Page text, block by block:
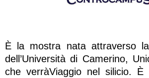
È la mostra nata attraverso la
dell’Università di Camerino,
che verràViaggio nel silicio.